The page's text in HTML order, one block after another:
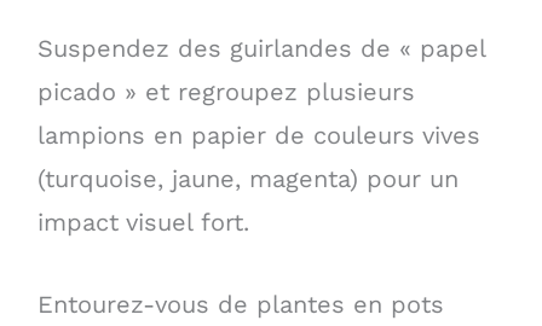
Suspendez des guirlandes de « papel
picado » et regroupez plusieurs
lampions en papier de couleurs vives
(turquoise, jaune, magenta) pour un
impact visuel fort.
Entourez-vous de plantes en pots